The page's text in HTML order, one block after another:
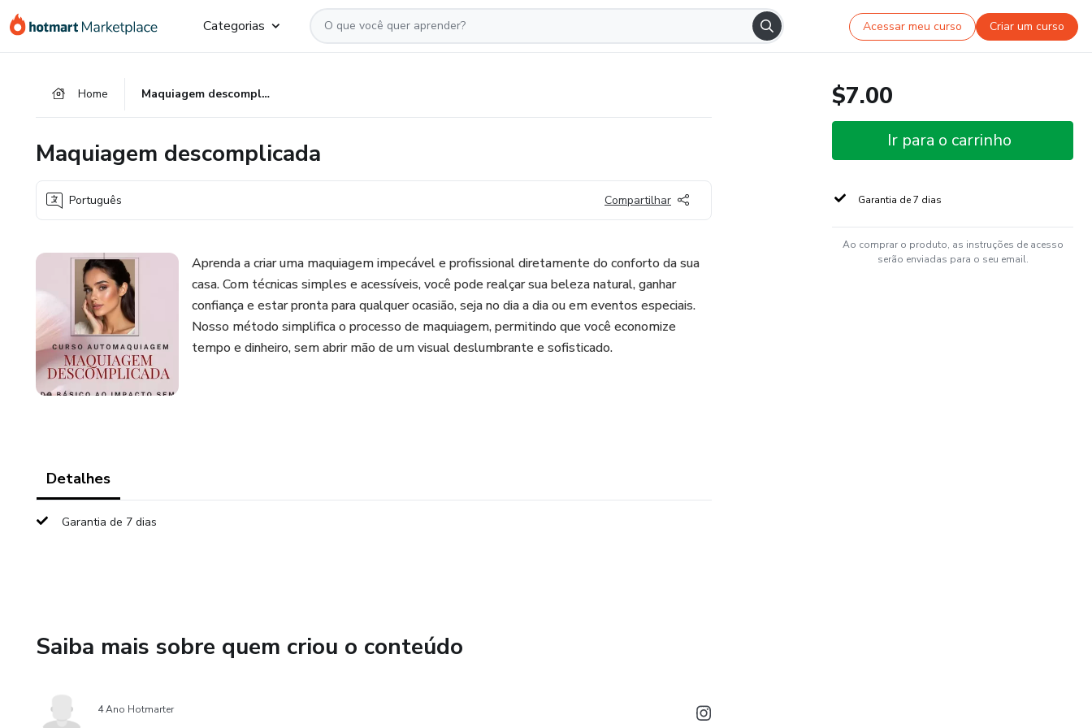
para
para
para
Categorias Acessar meu curso Criar um curso
Home Maquiagem descomplicada
Maquiagem descomplicada
Português Compartilhar
Aprenda a criar uma maquiagem impecável e profissional diretamente do conforto da sua
casa. Com técnicas simples e acessíveis, você pode realçar sua beleza natural, ganhar
confiança e estar pronta para qualquer ocasião, seja no dia a dia ou em eventos especiais.
Nosso método simplifica o processo de maquiagem, permitindo que você economize
tempo e dinheiro, sem abrir mão de um visual deslumbrante e sofisticado.
Detalhes
Garantia de 7 dias
Saiba mais sobre quem criou o conteúdo
4 Ano Hotmarter
$7.00
Ir para o carrinho
Garantia de 7 dias
Ao comprar o produto, as instruções de acesso
serão enviadas para o seu email.